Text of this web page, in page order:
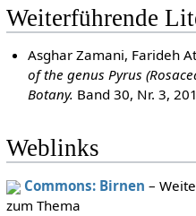
Weiterführende
Asghar Zamani, Farideh
of the genus Pyrus
Botany. Band 30, Nr. 3,
Weblinks
Commons: Birnen –
zum Thema